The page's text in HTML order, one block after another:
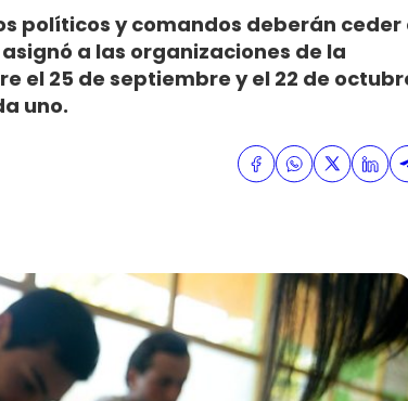
políticos y comandos deberán ceder
a las organizaciones de la
el 25 de septiembre y el 22 de
uno.